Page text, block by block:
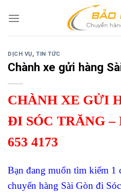
DỊCH VỤ,TIN TỨC
Chành xe gửi hàng
CHÀNH XE GỬI
ĐI SÓC TRĂNG –
653 4173
Bạn đang muốn tìm kiếm 1
chuyển hàng Sài Gòn đi